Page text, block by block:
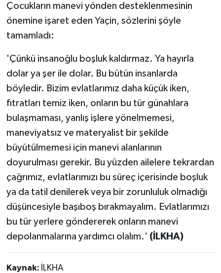
Çocukların manevi yönden desteklenmesinin
önemine işaret eden Yaçin, sözlerini şöyle
tamamladı:
'Çünkü insanoğlu boşluk kaldırmaz. Ya hayırla
dolar ya şer ile dolar. Bu bütün insanlarda
böyledir. Bizim evlatlarımız daha küçük iken,
fıtratları temiz iken, onların bu tür günahlara
bulaşmaması, yanlış işlere yönelmemesi,
maneviyatsız ve materyalist bir şekilde
büyütülmemesi için manevi alanlarının
doyurulması gerekir. Bu yüzden ailelere tekrardan
çağrımız, evlatlarımızı bu süreç içerisinde boşluk
ya da tatil denilerek veya bir zorunluluk olmadığı
düşüncesiyle başıboş bırakmayalım. Evlatlarımızı
bu tür yerlere göndererek onların manevi
depolanmalarına yardımcı olalım.' (İLKHA)
Kaynak: İLKHA